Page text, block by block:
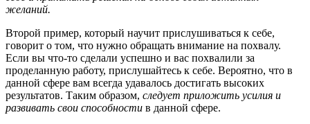
желаний.
Второй пример, который научит прислушиваться к себе,
говорит о том, что нужно обращать внимание на похвалу.
Если вы что-то сделали успешно и вас похвалили за
проделанную работу, прислушайтесь к себе. Вероятно, что в
данной сфере вам всегда удавалось достигать высоких
результатов. Таким образом, следует приложить усилия и
развивать свои способности в данной сфере.